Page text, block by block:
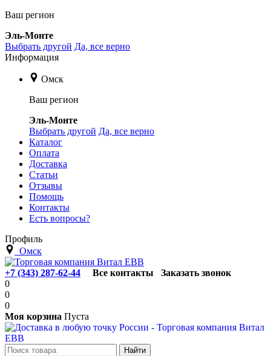
Ваш регион
Эль-Монте
Выбрать другой Да, все верно
Информация
Омск
Ваш регион
Эль-Монте
Выбрать другой Да, все верно
Каталог
Оплата
Доставка
Статьи
Отзывы
Помощь
Контакты
Есть вопросы?
Профиль
Омск
+7 (343) 287-62-44 Все контакты
Заказать звонок
0
0
0
Моя корзина Пуста